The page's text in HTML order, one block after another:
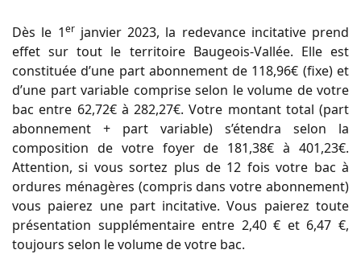
Dès le 1erjanvier 2023, la redevance incitative prend
effet sur tout le territoire Baugeois-Vallée. Elle est
constituée d’une part abonnement de 118,96€ (fixe) et
d’une part variable comprise selon le volume de votre
bac entre 62,72€ à 282,27€. Votre montant total (part
abonnement + part variable) s’étendra selon la
composition de votre foyer de 181,38€ à 401,23€.
Attention, si vous sortez plus de 12 fois votre bac à
ordures ménagères (compris dans votre abonnement)
vous paierez une part incitative. Vous paierez toute
présentation supplémentaire entre 2,40 € et 6,47 €,
toujours selon le volume de votre bac.